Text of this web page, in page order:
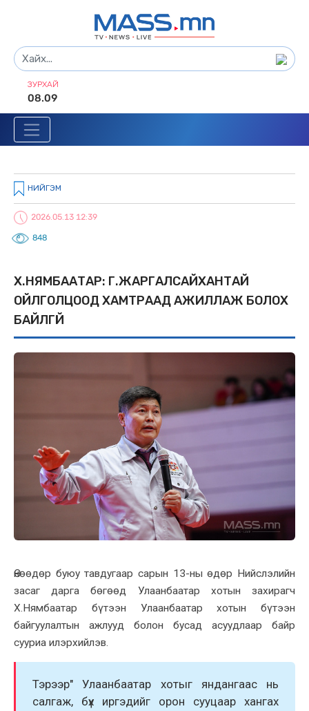
ЗУРХАЙ
08.09
НИЙГЭМ
2026.05.13 12:39
848
X.НЯМБААТАР: Г.ЖАРГАЛСАЙXАНТАЙ
ОЙЛГОЛЦООД XАМТРААД АЖИЛЛАЖ БОЛОX
БАЙЛГҮЙ
Өнөөдөр буюу тавдугаар сарын 13-ны өдөр Нийслэлийн
засаг дарга бөгөөд Улаанбаатар xотын заxирагч
X.Нямбаатар бүтээн Улаанбаатар xотын бүтээн
байгуулалтын ажлууд болон бусад асуудлаар байр
сууриа илэрxийлэв.
Тэрээр" Улаанбаатар xотыг яндангаас нь
салгаж, бүx иргэдийг орон сууцаар xангаx